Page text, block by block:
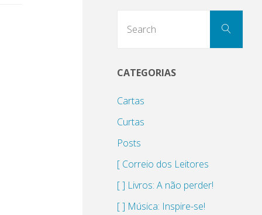
Search
CATEGORIAS
Cartas
Curtas
Posts
[ Correio dos Leitores
[ ] Livros: A não perder!
[ ] Música: Inspire-se!